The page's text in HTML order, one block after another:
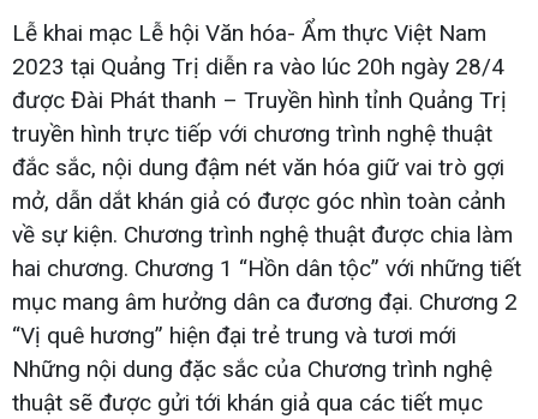
Lễ khai mạc Lễ hội Văn hóa- Ẩm thực Việt Nam
2023 tại Quảng Trị diễn ra vào lúc 20h ngày 28/4
được Đài Phát thanh – Truyền hình tỉnh Quảng Trị
truyền hình trực tiếp với chương trình nghệ thuật
đắc sắc, nội dung đậm nét văn hóa giữ vai trò gợi
mở, dẫn dắt khán giả có được góc nhìn toàn cảnh
về sự kiện. Chương trình nghệ thuật được chia làm
hai chương. Chương 1 “Hồn dân tộc” với những tiết
mục mang âm hưởng dân ca đương đại. Chương 2
“Vị quê hương” hiện đại trẻ trung và tươi mới
Những nội dung đặc sắc của Chương trình nghệ
thuật sẽ được gửi tới khán giả qua các tiết mục